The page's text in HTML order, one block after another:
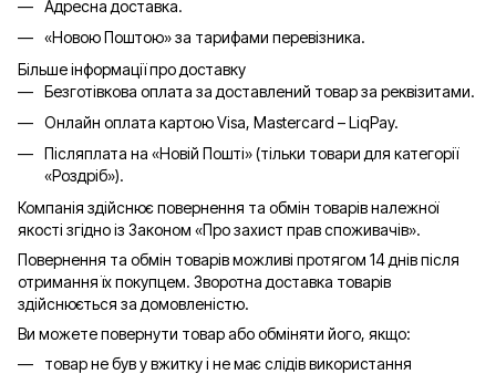
Адресна доставка.
«Новою Поштою» за тарифами перевізника.
Більше інформації про доставку
Безготівкова оплата за доставлений товар за реквізитами.
Онлайн оплата картою Visa, Mastercard – LiqPay.
Післяплата на «Новій Пошті» (тільки товари для категорії
«Роздріб»).
Компанія здійснює повернення та обмін товарів належної
якості згідно із Законом «Про захист прав споживачів».
Повернення та обмін товарів можливі протягом 14 днів після
отримання їх покупцем. Зворотна доставка товарів
здійснюється за домовленістю.
Ви можете повернути товар або обміняти його, якщо:
товар не був у вжитку і не має слідів використання